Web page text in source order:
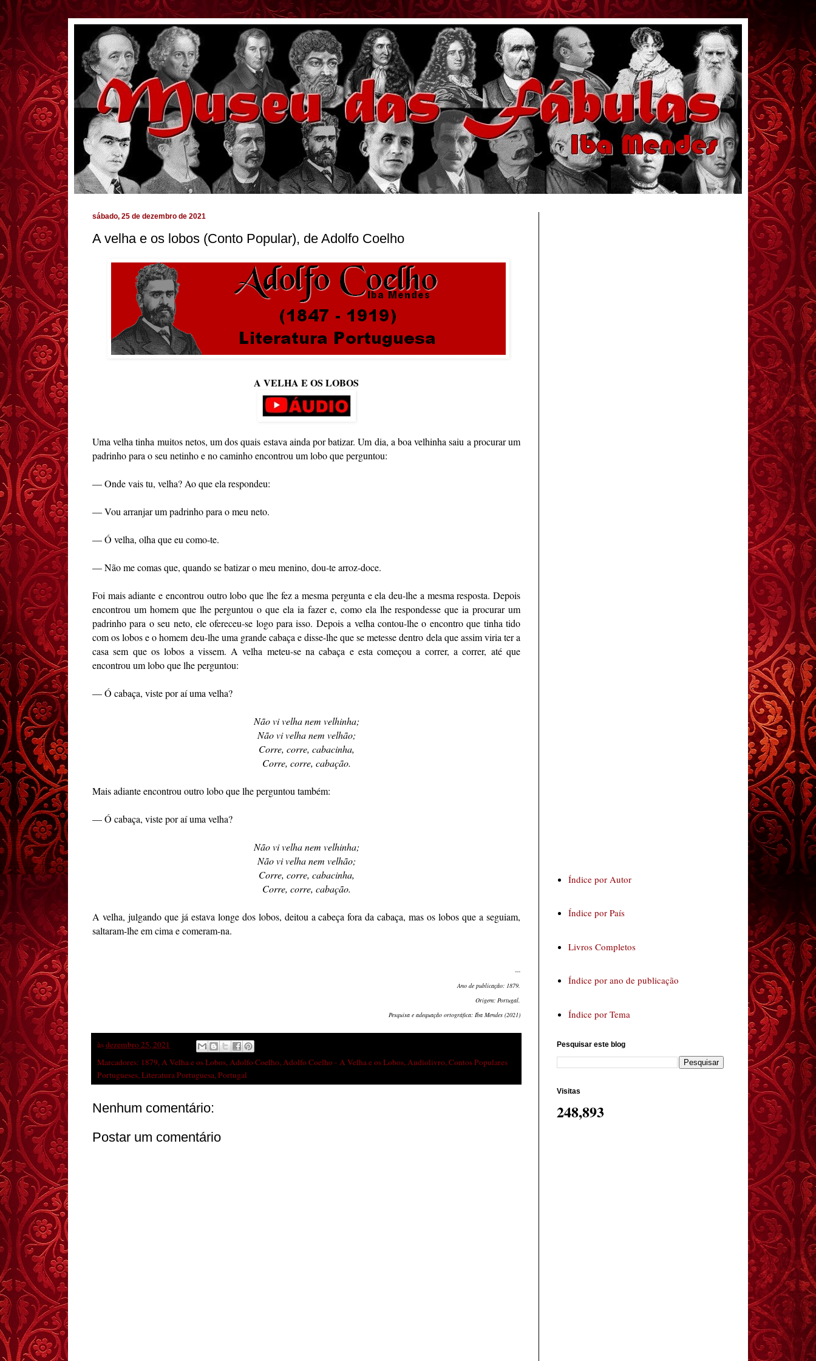
sábado, 25 de dezembro de 2021
A velha e os lobos (Conto Popular), de Adolfo Coelho
A VELHA E OS LOBOS
Uma velha tinha muitos netos, um dos quais estava ainda por batizar. Um dia, a boa velhinha saiu a procurar um
padrinho para o seu netinho e no caminho encontrou um lobo que perguntou:
— Onde vais tu, velha? Ao que ela respondeu:
— Vou arranjar um padrinho para o meu neto.
— Ó velha, olha que eu como-te.
— Não me comas que, quando se batizar o meu menino, dou-te arroz-doce.
Foi mais adiante e encontrou outro lobo que lhe fez a mesma pergunta e ela deu-lhe a mesma resposta. Depois
encontrou um homem que lhe perguntou o que ela ia fazer e, como ela lhe respondesse que ia procurar um
padrinho para o seu neto, ele ofereceu-se logo para isso. Depois a velha contou-lhe o encontro que tinha tido
com os lobos e o homem deu-lhe uma grande cabaça e disse-lhe que se metesse dentro dela que assim viria ter a
casa sem que os lobos a vissem. A velha meteu-se na cabaça e esta começou a correr, a correr, até que
encontrou um lobo que lhe perguntou:
— Ó cabaça, viste por aí uma velha?
Não vi velha nem velhinha;
Não vi velha nem velhão;
Corre, corre, cabacinha,
Corre, corre, cabação.
Mais adiante encontrou outro lobo que lhe perguntou também:
— Ó cabaça, viste por aí uma velha?
Não vi velha nem velhinha;
Não vi velha nem velhão;
Corre, corre, cabacinha,
Corre, corre, cabação.
A velha, julgando que já estava longe dos lobos, deitou a cabeça fora da cabaça, mas os lobos que a seguiam,
saltaram-lhe em cima e comeram-na.
---
Ano de publicação: 1879.
Origem: Portugal.
Pesquisa e adequação ortográfica: Iba Mendes (2021)
àsdezembro 25, 2021
Marcadores: 1879, A Velha e os Lobos, Adolfo Coelho, Adolfo Coelho - A Velha e os Lobos, Audiolivro, Contos Populares
Portugueses, Literatura Portuguesa, Portugal
Nenhum comentário:
Postar um comentário
Índice por Autor
Índice por País
Livros Completos
Índice por ano de publicação
Índice por Tema
Pesquisar este blog
Visitas
248,893